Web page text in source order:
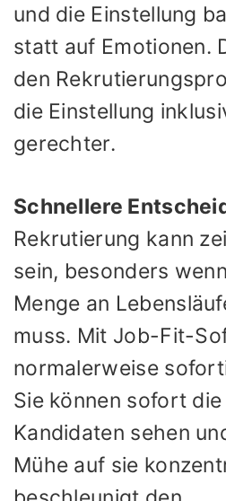
und die Einstellung
statt auf Emotionen.
den
die Einstellung
gerechter.
Schnellere
Rekrutierung kann
sein, besonders
Menge an
muss. Mit Job-Fit-
normalerweise
Sie können sofort
Kandidaten sehen
Mühe auf sie